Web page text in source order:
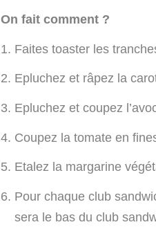
On fait comment ?
Faites toaster les
Epluchez et râpez la
Epluchez et coupez
Coupez la tomate en
Etalez la margarine
Pour chaque club
sera le bas du club